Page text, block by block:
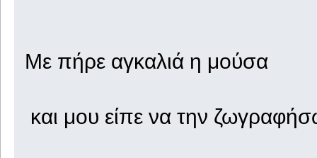
Με πήρε αγκαλιά η μούσα
και μου είπε να την